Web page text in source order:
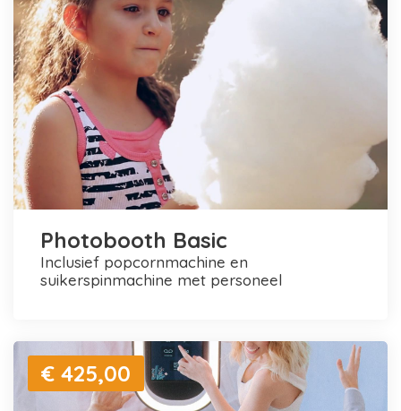
Photobooth Basic
inclusief popcornmachine en
suikerspinmachine met personeel
€ 425,00